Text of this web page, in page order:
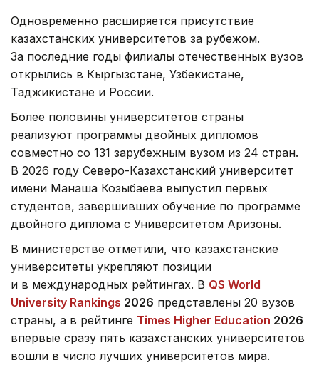
Одновременно расширяется присутствие
казахстанских университетов за рубежом.
За последние годы филиалы отечественных вузов
открылись в Кыргызстане, Узбекистане,
Таджикистане и России.
Более половины университетов страны
реализуют программы двойных дипломов
совместно со 131 зарубежным вузом из 24 стран.
В 2026 году Северо-Казахстанский университет
имени Манаша Козыбаева выпустил первых
студентов, завершивших обучение по программе
двойного диплома с Университетом Аризоны.
В министерстве отметили, что казахстанские
университеты укрепляют позиции
и в международных рейтингах. В QS World
University Rankings 2026 представлены 20 вузов
страны, а в рейтинге Times Higher Education 2026
впервые сразу пять казахстанских университетов
вошли в число лучших университетов мира.